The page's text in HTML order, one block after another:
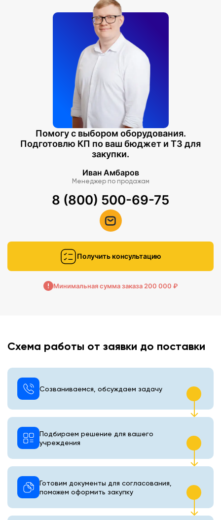
Помогу с выбором оборудования.
Подготовлю КП по ваш бюджет и ТЗ для
закупки.
Иван Амбаров
Менеджер по продажам
8 (800) 500-69-75
Получить консультацию
Минимальная сумма заказа 200 000 ₽
Схема работы от заявки до поставки
Созваниваемся, обсуждаем задачу
Подбираем решение для вашего
учреждения
Готовим документы для согласования,
поможем оформить закупку